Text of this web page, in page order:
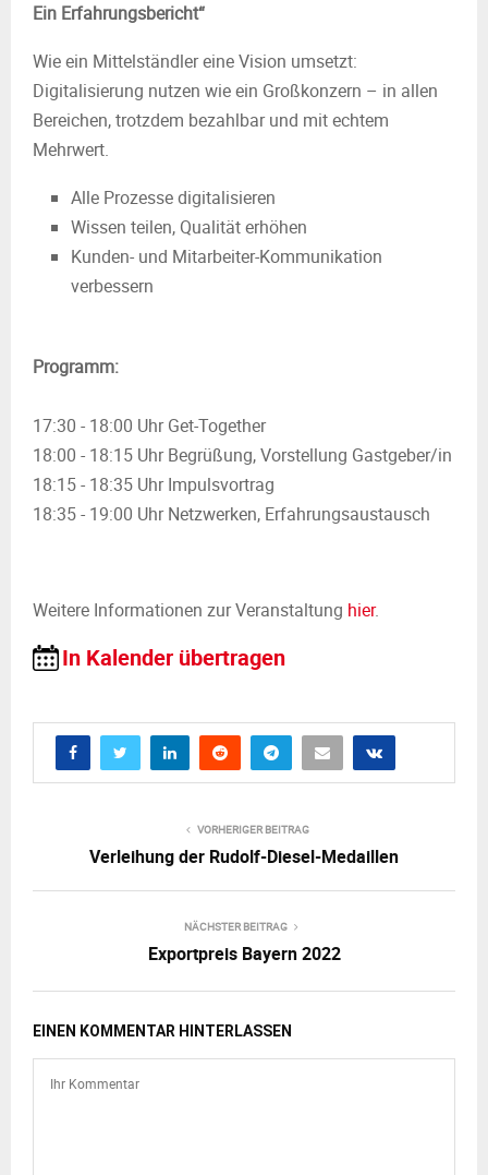
Ein Erfahrungsbericht“
Wie ein Mittelständler eine Vision umsetzt:
Digitalisierung nutzen wie ein Großkonzern – in allen
Bereichen, trotzdem bezahlbar und mit echtem
Mehrwert.
Alle Prozesse digitalisieren
Wissen teilen, Qualität erhöhen
Kunden- und Mitarbeiter-Kommunikation
verbessern
Programm:
17:30 - 18:00 Uhr Get-Together
18:00 - 18:15 Uhr Begrüßung, Vorstellung Gastgeber/in
18:15 - 18:35 Uhr Impulsvortrag
18:35 - 19:00 Uhr Netzwerken, Erfahrungsaustausch
Weitere Informationen zur Veranstaltung hier.
In Kalender übertragen
VORHERIGER BEITRAG
Verleihung der Rudolf-Diesel-Medaillen
NÄCHSTER BEITRAG
Exportpreis Bayern 2022
EINEN KOMMENTAR HINTERLASSEN